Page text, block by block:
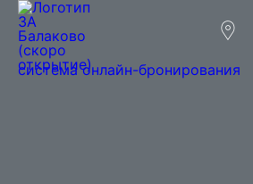
ПРОГРАММА ЛОЯЛЬНОСТИ
система онлайн-бронирования